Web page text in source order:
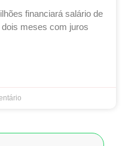
financiará salário de
meses com juros